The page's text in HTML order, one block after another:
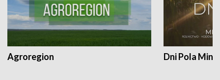
Agroregion Dni Pola